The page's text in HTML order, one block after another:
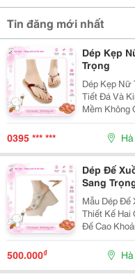
Tin đăng mới nhất
Dép Kẹp
Trọng
Dép Kẹp Nữ
Tiết Đá Và
Mềm Không Gây Đau
Kiểu Dáng Nữ Tính. Phù Hợp
Jean.
0395 *** ***
Dép Đế
Sang
Mẫu Dép Đế
Thiết Kế Hai
Đế Cao Khoảng 7Cm. Chất
Chống Trượt. Êm Chân Khi Mang Lâu. Thích
500.000₫